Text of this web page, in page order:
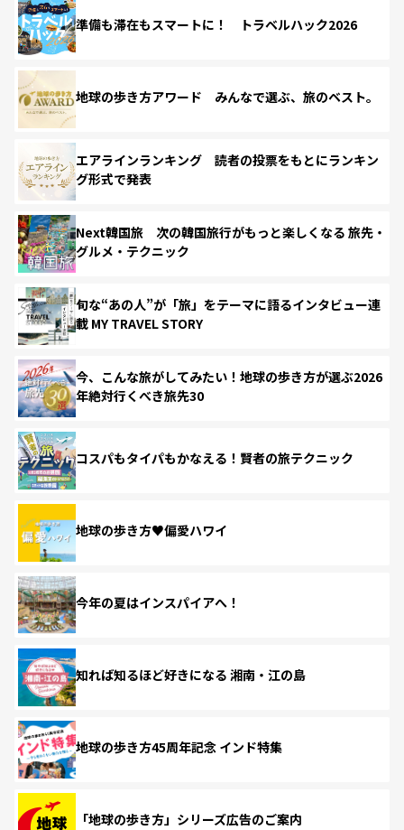
準備も滞在もスマートに！ トラベルハック2026
地球の歩き方アワード みんなで選ぶ、旅のベスト。
エアラインランキング 読者の投票をもとにランキン
グ形式で発表
Next韓国旅 次の韓国旅行がもっと楽しくなる 旅先・
グルメ・テクニック
旬な“あの人”が「旅」をテーマに語るインタビュー連
載 MY TRAVEL STORY
今、こんな旅がしてみたい！地球の歩き方が選ぶ2026
年絶対行くべき旅先30
コスパもタイパもかなえる！賢者の旅テクニック
地球の歩き方♥偏愛ハワイ
今年の夏はインスパイアへ！
知れば知るほど好きになる 湘南・江の島
地球の歩き方45周年記念 インド特集
「地球の歩き方」シリーズ広告のご案内